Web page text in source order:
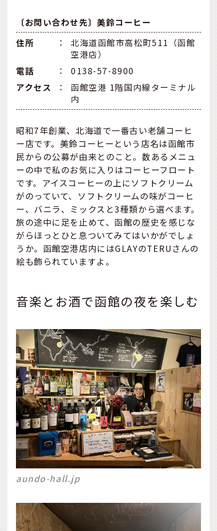
〔お問い合わせ先〕美鈴コーヒー
住所
：
北海道函館市高松町511（函館
空港店）
電話
：
0138-57-8900
アクセス
：
函館空港 1階国内線ターミナル
内
昭和7年創業、北海道で一番古い老舗コーヒ
ー店です。美鈴コーヒーという店名は函館市
民からの公募が由来とのこと。数あるメニュ
ーの中で私のお気に入りはコーヒーフロート
です。アイスコーヒーの上にソフトクリーム
がのっていて、ソフトクリームの味がコーヒ
ー、バニラ、ミックスと3種類から選べます。
旅の途中に足を止めて、函館の歴史を感じな
がらほっとひと息ついてみてはいかがでしょ
うか。函館空港店内にはGLAYのTERUさんの
絵も飾られていますよ。
音楽とお酒で函館の夜を楽しむ
aundo-hall.jp